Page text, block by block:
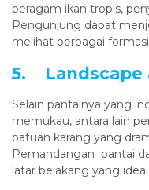
beragam ikan tropis,
Pengunjung dapat
melihat berbagai
5. Landscape
Selain pantainya yang
memukau, antara lain
batuan karang yang
Pemandangan pantai
latar belakang yang